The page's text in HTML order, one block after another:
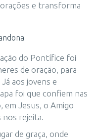
e transforma
do Pontífice foi
de oração, para
aos jovens e
foi que confiem nas
em Jesus, o Amigo
nos rejeita.
de graça, onde